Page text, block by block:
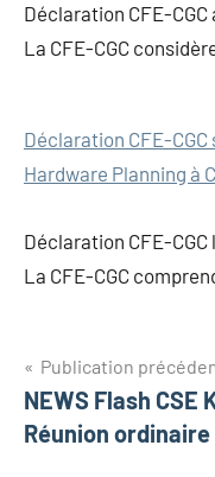
Déclaration CFE-
La CFE-CGC
Déclaration CFE-
Hardware Planning à
Déclaration CFE-CGC
La CFE-CGC
Publication
NEWS Flash CSE
Réunion